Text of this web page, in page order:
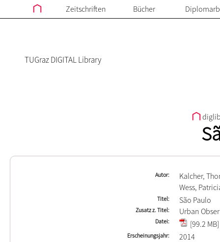
Zeitschriften Bücher
TUGraz DIGITAL Library
Autor
Kalcher,
Wess,
Titel São Paulo
Zusatz z. Titel Urban
Datei [99.2 MB]
Erscheinungsjahr 2014